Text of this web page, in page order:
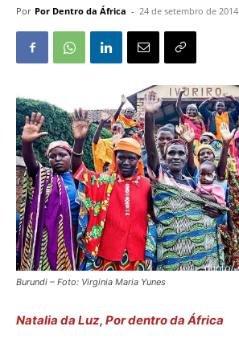
Por Por Dentro da África - 24 de setembro de 2014
Burundi – Foto: Virginia Maria Yunes
Natalia da Luz, Por dentro da África